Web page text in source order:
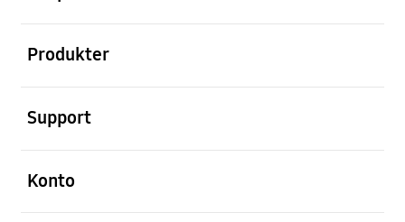
Produkter
Support
Konto